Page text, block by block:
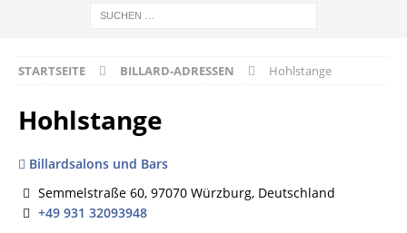
STARTSEITE BILLARD-ADRESSEN Hohlstange
Hohlstange
Billardsalons und Bars
Semmelstraße 60, 97070 Würzburg, Deutschland
+49 931 32093948